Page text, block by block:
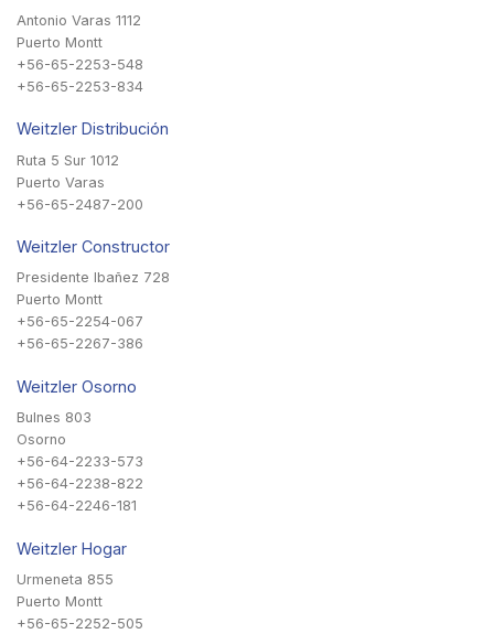
Antonio Varas 1112
Puerto Montt
+56-65-2253-548
+56-65-2253-834
Weitzler Distribución
Ruta 5 Sur 1012
Puerto Varas
+56-65-2487-200
Weitzler Constructor
Presidente Ibañez 728
Puerto Montt
+56-65-2254-067
+56-65-2267-386
Weitzler Osorno
Bulnes 803
Osorno
+56-64-2233-573
+56-64-2238-822
+56-64-2246-181
Weitzler Hogar
Urmeneta 855
Puerto Montt
+56-65-2252-505